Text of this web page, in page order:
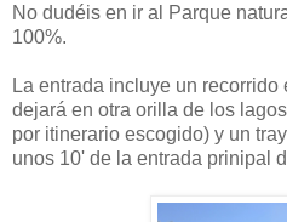
No dudéis en ir al Parque
100%.
La entrada incluye un recorrido
dejará en otra orilla de los
por itinerario escogido) y un
unos 10' de la entrada prinipal